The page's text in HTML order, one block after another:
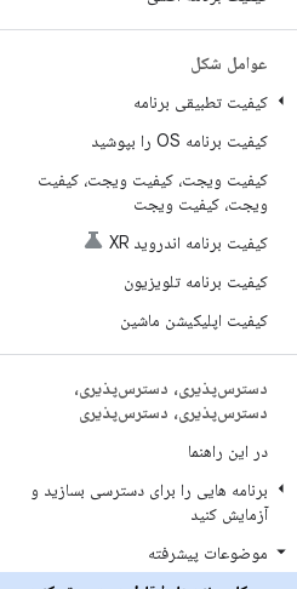
عوامل شکل
کیفیت تطبیقی ​​برنامه
کیفیت برنامه OS را بپوشید
کیفیت ویجت، کیفیت ویجت، کیفیت
ویجت، کیفیت ویجت
کیفیت برنامه اندروید XR
کیفیت برنامه تلویزیون
کیفیت اپلیکیشن ماشین
دسترس‌پذیری، دسترس‌پذیری،
دسترس‌پذیری، دسترس‌پذیری
در این راهنما
برنامه هایی را برای دسترسی بسازید و
آزمایش کنید
موضوعات پیشرفته